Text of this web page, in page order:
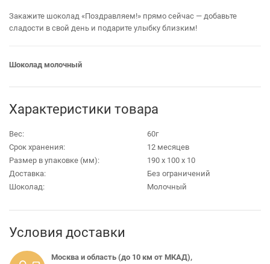
Закажите шоколад «Поздравляем!» прямо сейчас — добавьте
сладости в свой день и подарите улыбку близким!
Шоколад молочный
Характеристики товара
Вес:
60г
Срок хранения:
12 месяцев
Размер в упаковке (мм):
190 х 100 х 10
Доставка:
Без ограничений
Шоколад:
Молочный
Условия доставки
Москва и область (до 10 км от МКАД),